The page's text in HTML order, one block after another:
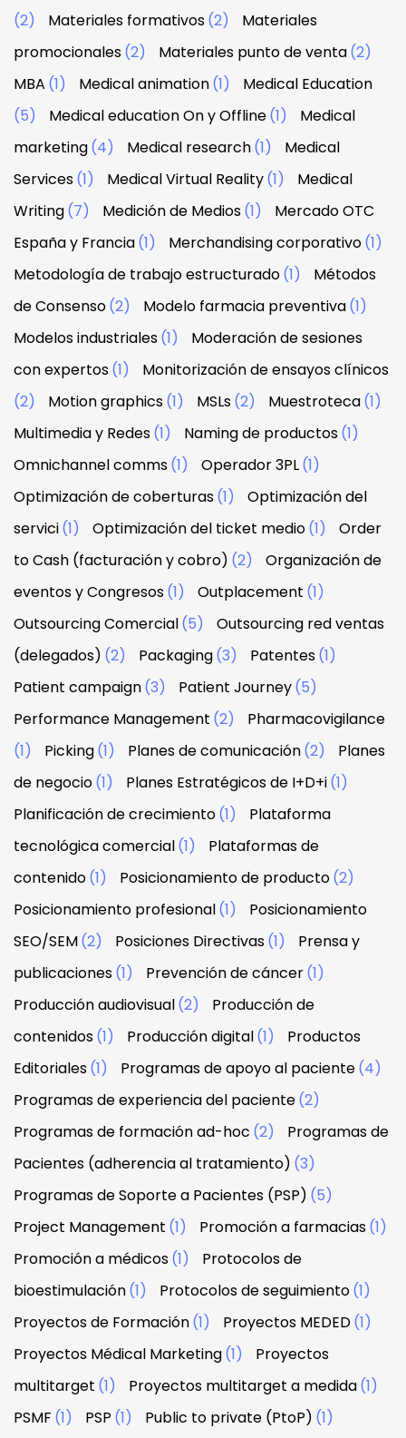
(2)
Materiales formativos(2)
Materiales
promocionales(2) Materiales punto de venta(2)
MBA (1) Medical animation(1)
Medical Education
(5)
Medical education On y Offline(1)
Medical
marketing(4) Medical research(1)
Medical
Services(1) Medical Virtual Reality(1)
Medical
Writing(7) Medición de Medios(1)
Mercado OTC
España y Francia(1) Merchandising corporativo(1)
Metodología de trabajo estructurado(1)
Métodos
de Consenso(2) Modelo farmacia preventiva(1)
Modelos industriales(1)
Moderación de sesiones
con expertos(1)
Monitorización de ensayos clínicos
(2)
Motion graphics(1) MSLs(2) Muestroteca(1)
Multimedia y Redes(1) Naming de productos(1)
Omnichannel comms(1) Operador 3PL(1)
Optimización de coberturas(1)
Optimización del
servici(1) Optimización del ticket medio(1)
Order
to Cash (facturación y cobro) (2)
Organización de
eventos y Congresos(1) Outplacement (1)
Outsourcing Comercial(5)
Outsourcing red ventas
(delegados) (2) Packaging(3) Patentes(1)
Patient campaign(3) Patient Journey(5)
Performance Management (2)
Pharmacovigilance
(1)
Picking(1) Planes de comunicación(2)
Planes
de negocio(1) Planes Estratégicos de I+D+i(1)
Planificación de crecimiento(1)
Plataforma
tecnológica comercial(1)
Plataformas de
contenido(1) Posicionamiento de producto(2)
Posicionamiento profesional(1)
Posicionamiento
SEO/SEM(2) Posiciones Directivas(1)
Prensa y
publicaciones(1) Prevención de cáncer(1)
Producción audiovisual(2)
Producción de
contenidos(1) Producción digital(1)
Productos
Editoriales(1) Programas de apoyo al paciente(4)
Programas de experiencia del paciente(2)
Programas de formación ad-hoc (2)
Programas de
Pacientes (adherencia al tratamiento) (3)
Programas de Soporte a Pacientes (PSP) (5)
Project Management (1) Promoción a farmacias(1)
Promoción a médicos(1)
Protocolos de
bioestimulación(1) Protocolos de seguimiento(1)
Proyectos de Formación(1) Proyectos MEDED(1)
Proyectos Médical Marketing(1)
Proyectos
multitarget (1) Proyectos multitarget a medida(1)
PSMF (1) PSP (1) Public to private (PtoP) (1)